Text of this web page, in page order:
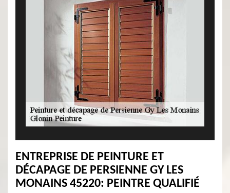
ENTREPRISE DE PEINTURE ET
DÉCAPAGE DE PERSIENNE GY LES
MONAINS 45220: PEINTRE QUALIFIÉ